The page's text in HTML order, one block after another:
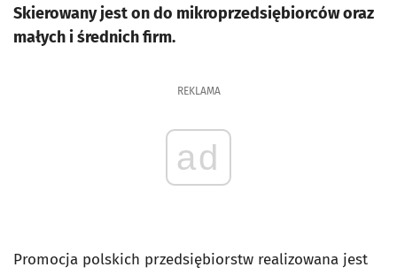
Skierowany jest on do mikroprzedsiębiorców oraz
małych i średnich firm.
REKLAMA
ad
Promocja polskich przedsiębiorstw realizowana jest